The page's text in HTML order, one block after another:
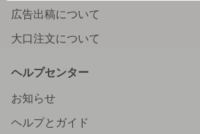
広告出稿について
大口注文について
ヘルプセンター
お知らせ
ヘルプとガイド